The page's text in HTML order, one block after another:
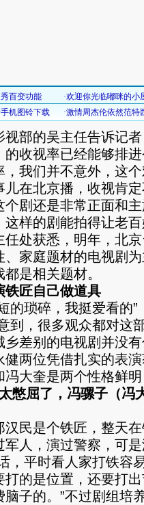
的吴主任告诉记者
的收视率已经能够排
，我们并不意外，这
儿在北京播，收视肯
个剧还是非常正面和
这样的剧能拍得让老
任处获悉，明年，北
、家庭题材的电视剧
是相关题材。
匠自己做道具
琐碎，我挺爱看的”
到，很多观众都对这
乡差别的电视剧并没
健两位凭借扎实的表
冯大奎是两个性格鲜
屈了，冯骡子（冯
是个铁匠，整天在
军人，演过警察，可
，平时看人家打铁容
打的是位置，还要打
子的。”不过剧组培